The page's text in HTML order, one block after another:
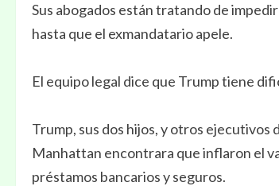
Sus abogados están tratando de
hasta que el exmandatario apele.
El equipo legal dice que Trump tiene
Trump, sus dos hijos, y otros ejecutivos
Manhattan encontrara que inflaron el
préstamos bancarios y seguros.